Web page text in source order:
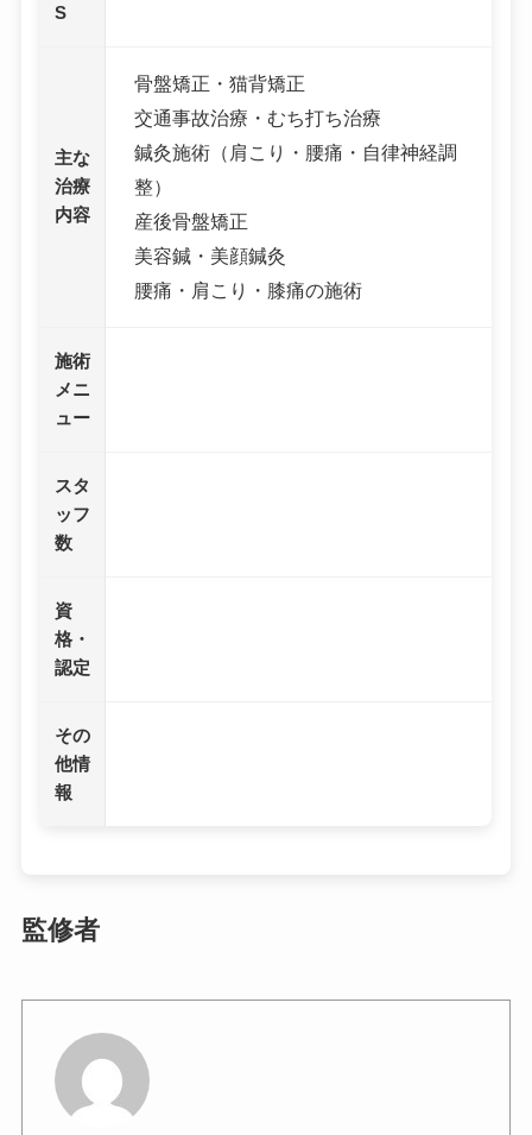
S
主な
治療
内容
骨盤矯正・猫背矯正
交通事故治療・むち打ち治療
鍼灸施術（肩こり・腰痛・自律神経調
整）
産後骨盤矯正
美容鍼・美顔鍼灸
腰痛・肩こり・膝痛の施術
施術
メニ
ュー
スタ
ッフ
数
資
格・
認定
その
他情
報
監修者